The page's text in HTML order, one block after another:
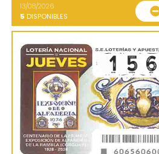
13/08/2026
5 DISPONIBLES